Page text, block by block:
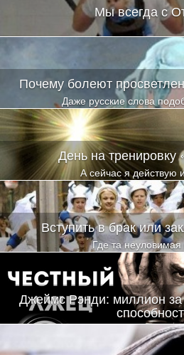
Мы всегда с
Почему болеют
Даже русские слова
День на тренировку
А сейчас я действую
Вступить в брак или
Где та неуловимая
Джеймс Рэнди: миллион за
Да-да, речь пойдет о том Джеймсе
выплатить миллион